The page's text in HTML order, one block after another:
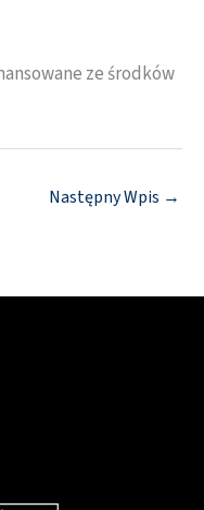
ze środków
Następny Wpis →